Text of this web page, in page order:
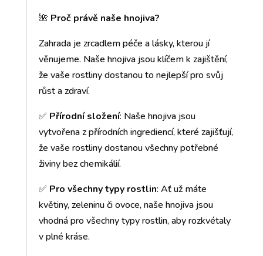
🌺 Proč právě naše hnojiva?
Zahrada je zrcadlem péče a lásky, kterou jí
věnujeme. Naše hnojiva jsou klíčem k zajištění,
že vaše rostliny dostanou to nejlepší pro svůj
růst a zdraví.
✅ Přírodní složení: Naše hnojiva jsou
vytvořena z přírodních ingrediencí, které zajišťují,
že vaše rostliny dostanou všechny potřebné
živiny bez chemikálií.
✅ Pro všechny typy rostlin: Ať už máte
květiny, zeleninu či ovoce, naše hnojiva jsou
vhodná pro všechny typy rostlin, aby rozkvétaly
v plné kráse.